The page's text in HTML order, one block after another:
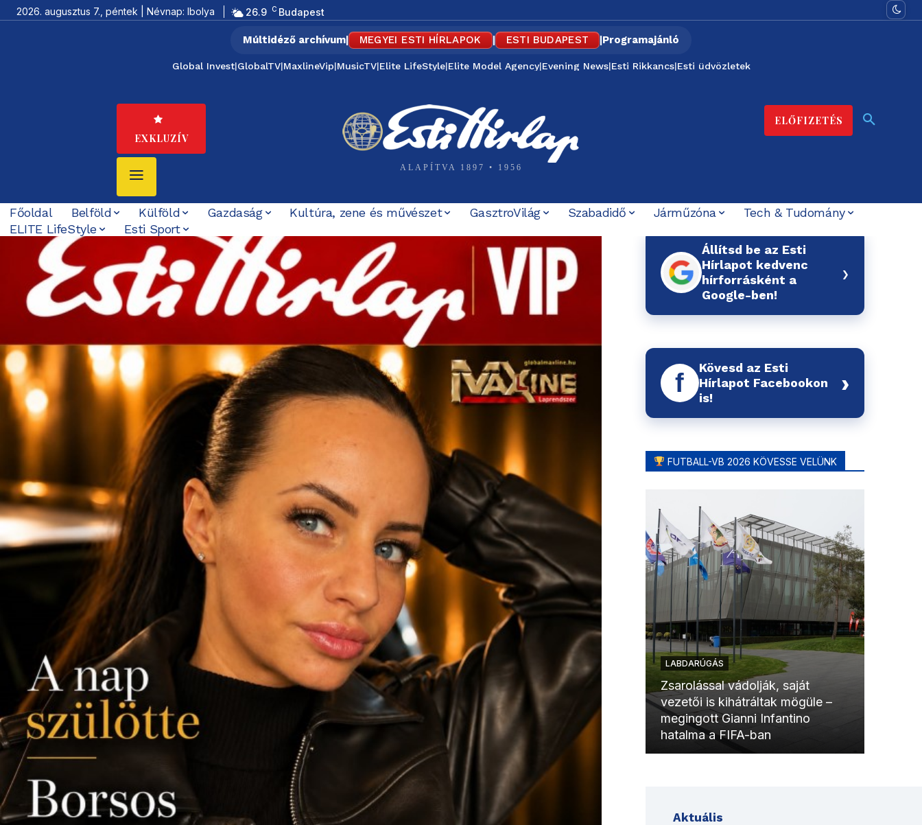
2026. augusztus 7., péntek | Névnap: Ibolya 26.9 C Budapest
Múltidéző archívum| MEGYEI ESTI HÍRLAPOK | ESTI BUDAPEST |Programajánló
Global Invest|GlobalTV|MaxlineVip|MusicTV|Elite LifeStyle|Elite Model Agency|Evening News|Esti Rikkancs|Esti üdvözletek
EXKLUZÍV
ALAPÍTVA 1897 • 1956
ELŐFIZETÉS
Főoldal Belföld Külföld Gazdaság Kultúra, zene és művészet GasztroVilág Szabadidő Járműzóna
Tech & Tudomány
ELITE LifeStyle
Esti Sport
Állítsd be az Esti
Hírlapot kedvenc
hírforrásként a
Google-ben!
›
f
Kövesd az Esti
Hírlapot Facebookon
is!
›
FUTBALL-VB 2026 KÖVESSE VELÜNK
LABDARÚGÁS
Zsarolással vádolják, saját
vezetői is kihátráltak mögüle –
megingott Gianni Infantino
hatalma a FIFA-ban
Aktuális